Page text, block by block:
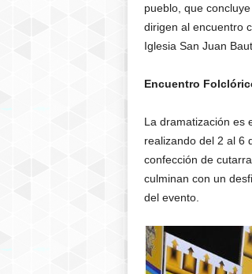
pueblo, que
dirigen al encuentro
Iglesia San Juan
Encuentro
La dramatización es
realizando del 2 al 6
confección de
culminan con un
del evento.